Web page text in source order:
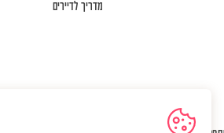
מדריך לדיירים